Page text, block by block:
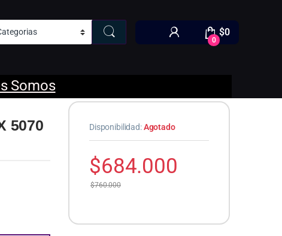
0
$0
Somos
5070
Disponibilidad:Agotado
$684.000
$760.000